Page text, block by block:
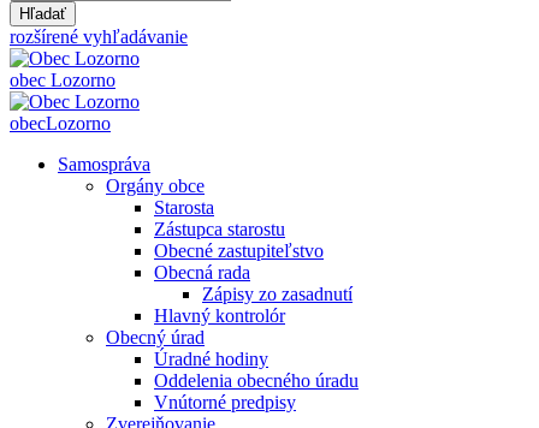
Hľadať
rozšírené vyhľadávanie
obec Lozorno
obecLozorno
Samospráva
Orgány obce
Starosta
Zástupca starostu
Obecné zastupiteľstvo
Obecná rada
Zápisy zo zasadnutí
Hlavný kontrolór
Obecný úrad
Úradné hodiny
Oddelenia obecného úradu
Vnútorné predpisy
Zverejňovanie